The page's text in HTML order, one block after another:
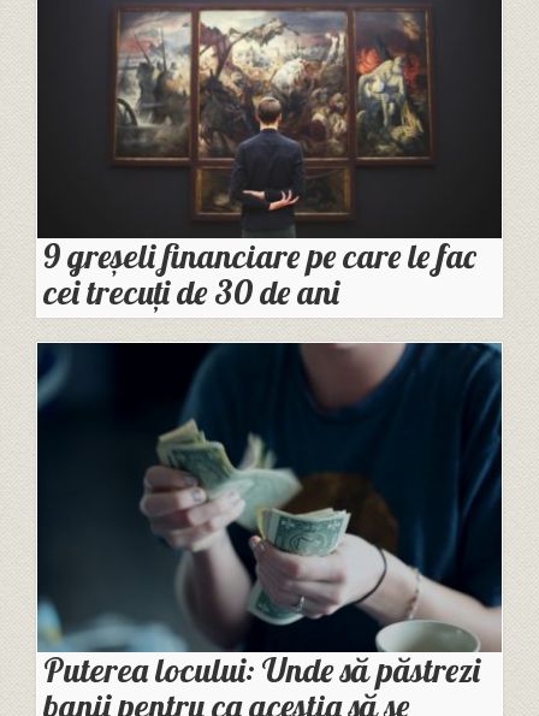
9 greșeli financiare pe care le fac
cei trecuți de 30 de ani
Puterea locului: Unde să păstrezi
banii pentru ca aceștia să se